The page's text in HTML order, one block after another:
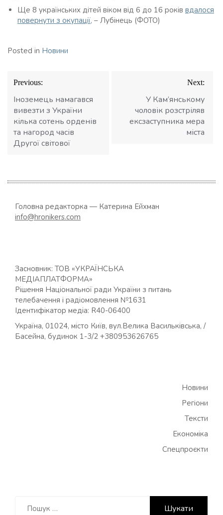
Ще 8 українських дітей віком від 6 до 16 років вдалося
повернути з окупації, – Лубінець (ФОТО)
Posted in Новини
Навігація
записів
Previous:
Іноземець намагався
вивезти з України
кілька сотень орденів
та нагород часів
Другої світової
Next:
У Кам’янському
чоловік розстріляв
ексзаступника мера
міста
Головна редакторка — Катерина Ейхман
info@hronikers.com
Засновник: ТОВ «УКРАЇНСЬКА
МЕДІАПЛАТФОРМА»
Рішення Національної ради України з питань
телебачення і радіомовлення №1631
Ідентифікатор медіа: R40-06400
Україна, 01024, місто Київ, вул.Велика Васильківська, /
Басейна, будинок 1-3/2 +380953626765
Новини
Регіони
Тексти
Економіка
Спецпроєкти